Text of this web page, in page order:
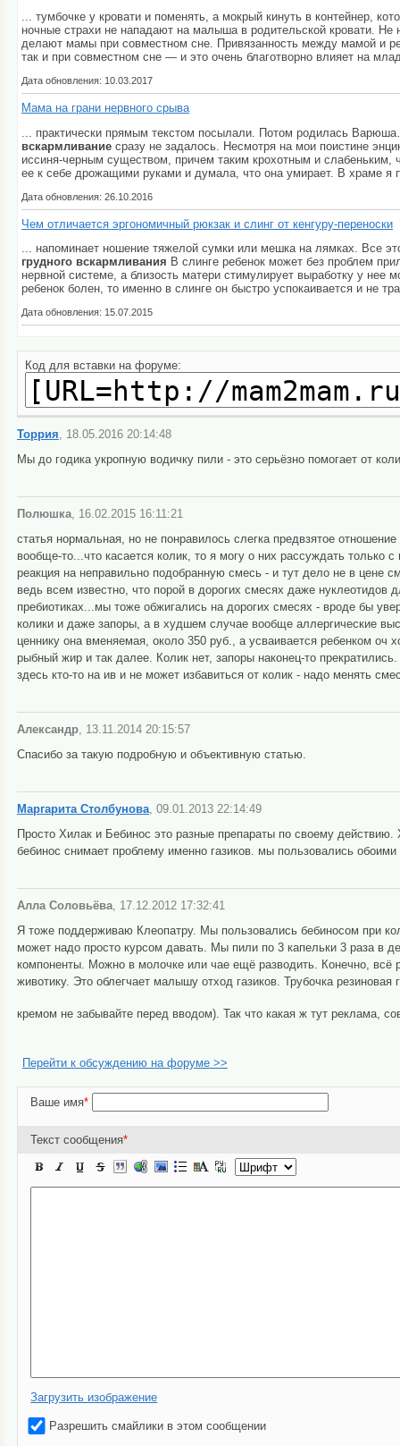
... тумбочке у кровати и поменять, а мокрый кинуть в контейнер,
ночные страхи не нападают на малыша в родительской кровати.
делают мамы при совместном сне. Привязанность между мамой и
так и при совместном сне — и это очень благотворно влияет на
Дата обновления: 10.03.2017
Мама на грани нервного срыва
... практически прямым текстом посылали. Потом родилась
вскармливание сразу не задалось. Несмотря на мои поистине
иссиня-черным существом, причем таким крохотным и слабеньким,
ее к себе дрожащими руками и думала, что она умирает. В храме я
Дата обновления: 26.10.2016
Чем отличается эргономичный рюкзак и слинг от кенгуру-переноски
... напоминает ношение тяжелой сумки или мешка на лямках. Все
грудного вскармливания В слинге ребенок может без проблем
нервной системе, а близость матери стимулирует выработку у
ребенок болен, то именно в слинге он быстро успокаивается и не
Дата обновления: 15.07.2015
Код для вставки на форуме:
Торрия, 18.05.2016 20:14:48
Мы до годика укропную водичку пили - это серьёзно помогает от
Полюшка, 16.02.2015 16:11:21
статья нормальная, но не понравилось слегка предвзятое
вообще-то...что касается колик, то я могу о них рассуждать только
реакция на неправильно подобранную смесь - и тут дело не в цене
ведь всем известно, что порой в дорогих смесях даже
пребиотиках...мы тоже обжигались на дорогих смесях - вроде бы
колики и даже запоры, а в худшем случае вообще аллергические
ценнику она вменяемая, около 350 руб., а усваивается ребенком
рыбный жир и так далее. Колик нет, запоры наконец-то
здесь кто-то на ив и не может избавиться от колик - надо менять
Александр, 13.11.2014 20:15:57
Спасибо за такую подробную и объективную статью.
Маргарита Столбунова, 09.01.2013 22:14:49
Просто Хилак и Бебинос это разные препараты по своему
бебинос снимает проблему именно газиков. мы пользовались
Алла Соловьёва, 17.12.2012 17:32:41
Я тоже поддерживаю Клеопатру. Мы пользовались бебиносом при
может надо просто курсом давать. Мы пили по 3 капельки 3 раза в
компоненты. Можно в молочке или чае ещё разводить. Конечно, всё
животику. Это облегчает малышу отход газиков. Трубочка
кремом не забывайте перед вводом). Так что какая ж тут реклама,
Перейти к обсуждению на форуме >>
Ваше имя*
Текст сообщения*
Загрузить изображение
Разрешить смайлики в этом сообщении